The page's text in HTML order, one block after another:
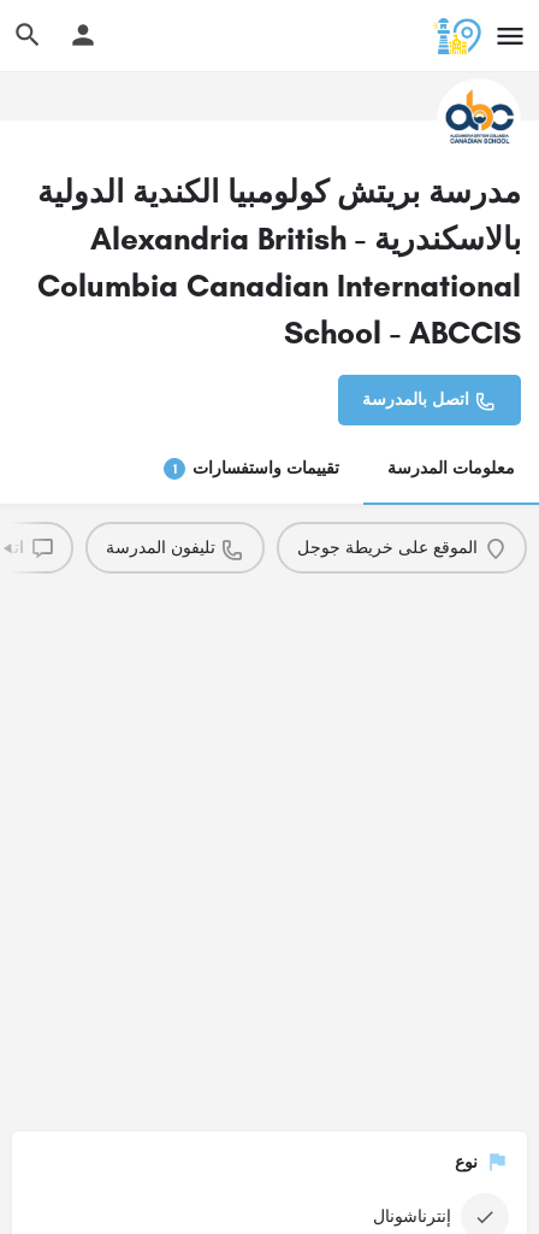
مدرسة بريتش كولومبيا الكندية الدولية
بالاسكندرية - Alexandria British
Columbia Canadian International
School - ABCCIS
اتصل بالمدرسة
معلومات المدرسة تقييمات واستفسارات 1
الموقع على خريطة جوجل تليفون المدرسة
نوع
إنترناشونال